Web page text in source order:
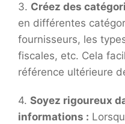
3. Créez des
en différentes
fournisseurs, les
fiscales, etc. Cela
référence ultérieure
4. Soyez rigoureux
informations :